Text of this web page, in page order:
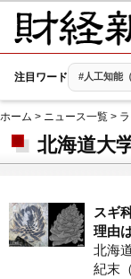
注目ワード #人工知能（
ホーム > ニュース一覧 >
北海道大
スギ
理由
北海
紀末